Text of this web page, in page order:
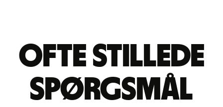
Ofte stillede
spørgsmål